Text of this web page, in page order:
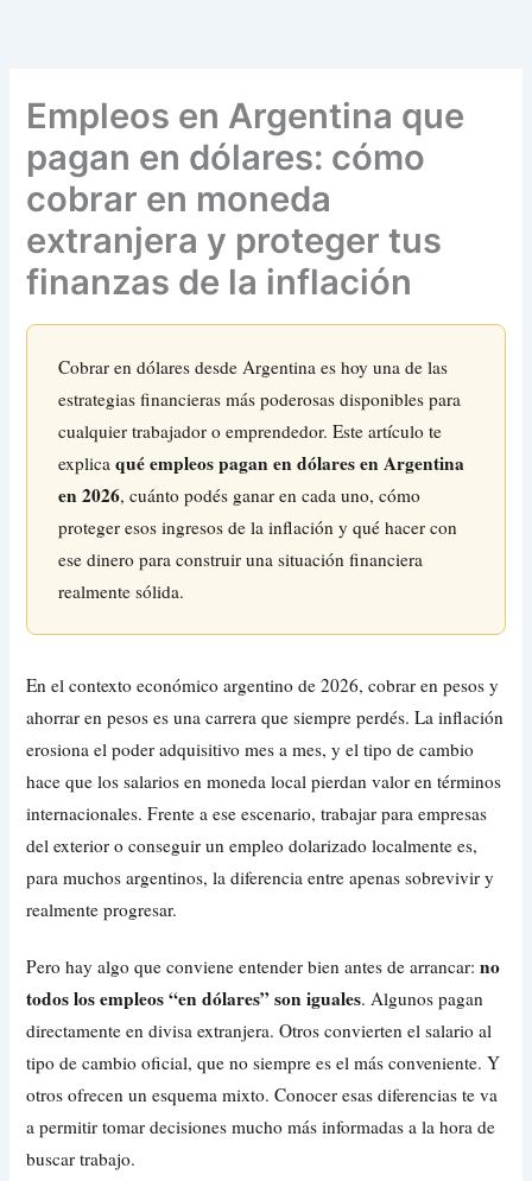
Empleos en Argentina que
pagan en dólares: cómo
cobrar en moneda
extranjera y proteger tus
finanzas de la inflación
Cobrar en dólares desde Argentina es hoy una de las
estrategias financieras más poderosas disponibles para
cualquier trabajador o emprendedor. Este artículo te
explicaqué empleos pagan en dólares en Argentina
en 2026, cuánto podés ganar en cada uno, cómo
proteger esos ingresos de la inflación y qué hacer con
ese dinero para construir una situación financiera
realmente sólida.
En el contexto económico argentino de 2026, cobrar en pesos y
ahorrar en pesos es una carrera que siempre perdés. La inflación
erosiona el poder adquisitivo mes a mes, y el tipo de cambio
hace que los salarios en moneda local pierdan valor en términos
internacionales. Frente a ese escenario, trabajar para empresas
del exterior o conseguir un empleo dolarizado localmente es,
para muchos argentinos, la diferencia entre apenas sobrevivir y
realmente progresar.
Pero hay algo que conviene entender bien antes de arrancar:no
todos los empleos “en dólares” son iguales. Algunos pagan
directamente en divisa extranjera. Otros convierten el salario al
tipo de cambio oficial, que no siempre es el más conveniente. Y
otros ofrecen un esquema mixto. Conocer esas diferencias te va
a permitir tomar decisiones mucho más informadas a la hora de
buscar trabajo.